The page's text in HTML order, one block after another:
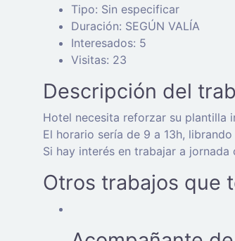
Tipo: Sin especificar
Duración: SEGÚN VALÍA
Interesados: 5
Visitas: 23
Descripción del
Hotel necesita reforzar su plantilla
El horario sería de 9 a 13h,
Si hay interés en trabajar a
Otros trabajos que